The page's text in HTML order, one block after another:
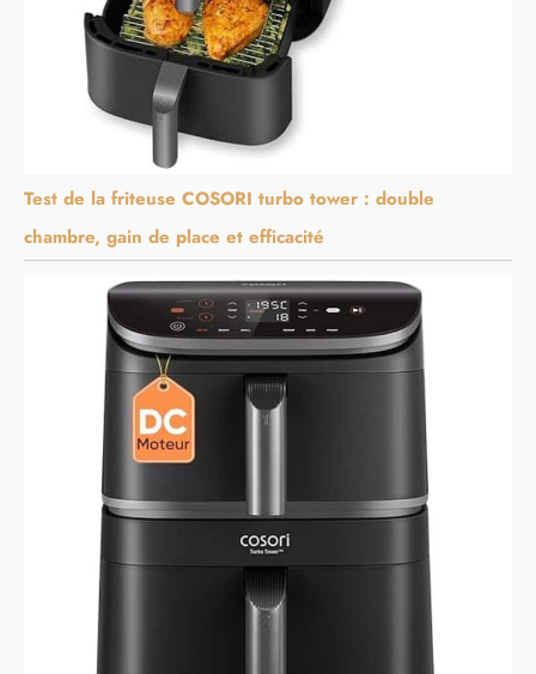
Test de la friteuse COSORI turbo tower : double
chambre, gain de place et efficacité